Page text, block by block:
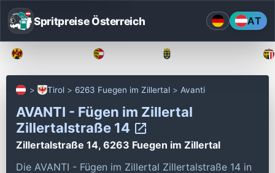
Spritpreise Österreich AT
Tirol 6263 Fuegen im Zillertal Avanti
AVANTI - Fügen im Zillertal
Zillertalstraße 14
Zillertalstraße 14, 6263 Fuegen im Zillertal
Die AVANTI - Fügen im Zillertal Zillertalstraße 14 in